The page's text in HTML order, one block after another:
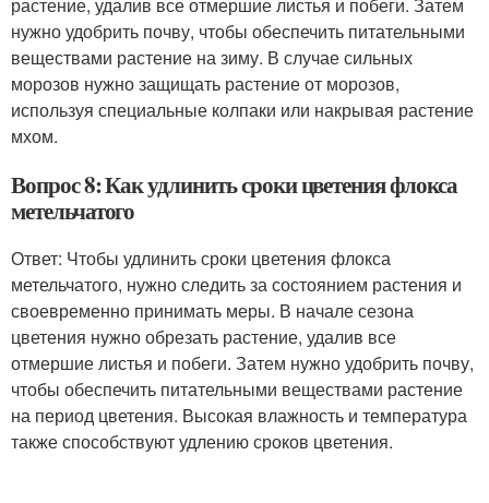
нужно удобрить почву, чтобы обеспечить питательными
веществами растение на зиму. В случае сильных
морозов нужно защищать растение от морозов,
используя специальные колпаки или накрывая растение
мхом.
Вопрос 8: Как удлинить сроки цветения флокса
метельчатого
Ответ: Чтобы удлинить сроки цветения флокса
метельчатого, нужно следить за состоянием растения и
своевременно принимать меры. В начале сезона
цветения нужно обрезать растение, удалив все
отмершие листья и побеги. Затем нужно удобрить почву,
чтобы обеспечить питательными веществами растение
на период цветения. Высокая влажность и температура
также способствуют удлению сроков цветения.